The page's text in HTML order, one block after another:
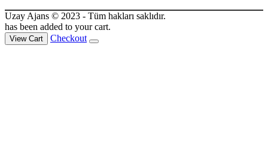
Uzay Ajans © 2023 - Tüm hakları saklıdır.
has been added to your cart.
View Cart Checkout